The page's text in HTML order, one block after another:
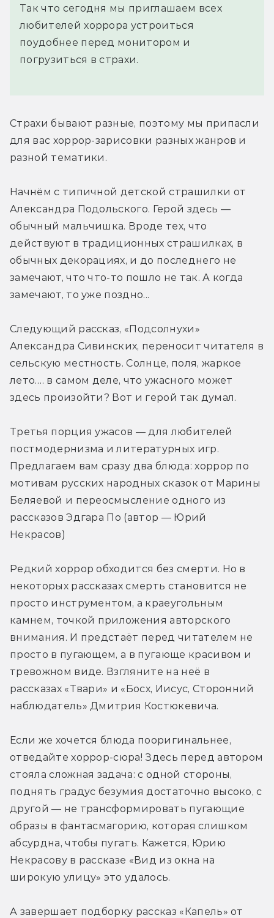
Так что сегодня мы приглашаем всех
любителей хоррора устроиться
поудобнее перед монитором и
погрузиться в страхи.
Страхи бывают разные, поэтому мы припасли
для вас хоррор-зарисовки разных жанров и
разной тематики.
Начнём с типичной детской страшилки от
Александра Подольского. Герой здесь —
обычный мальчишка. Вроде тех, что
действуют в традиционных страшилках, в
обычных декорациях, и до последнего не
замечают, что что-то пошло не так. А когда
замечают, то уже поздно...
Следующий рассказ, «Подсолнухи»
Александра Сивинских, переносит читателя в
сельскую местность. Солнце, поля, жаркое
лето…. в самом деле, что ужасного может
здесь произойти? Вот и герой так думал.
Третья порция ужасов — для любителей
постмодернизма и литературных игр.
Предлагаем вам сразу два блюда: хоррор по
мотивам русских народных сказок от Марины
Беляевой и переосмысление одного из
рассказов Эдгара По (автор — Юрий
Некрасов)
Редкий хоррор обходится без смерти. Но в
некоторых рассказах смерть становится не
просто инструментом, а краеугольным
камнем, точкой приложения авторского
внимания. И предстаёт перед читателем не
просто в пугающем, а в пугающе красивом и
тревожном виде. Взгляните на неё в
рассказах «Твари» и «Босх, Иисус, Сторонний
наблюдатель» Дмитрия Костюкевича.
Если же хочется блюда пооригинальнее,
отведайте хоррор-сюра! Здесь перед автором
стояла сложная задача: с одной стороны,
поднять градус безумия достаточно высоко, с
другой — не трансформировать пугающие
образы в фантасмагорию, которая слишком
абсурдна, чтобы пугать. Кажется, Юрию
Некрасову в рассказе «Вид из окна на
широкую улицу» это удалось.
А завершает подборку рассказ «Капель» от